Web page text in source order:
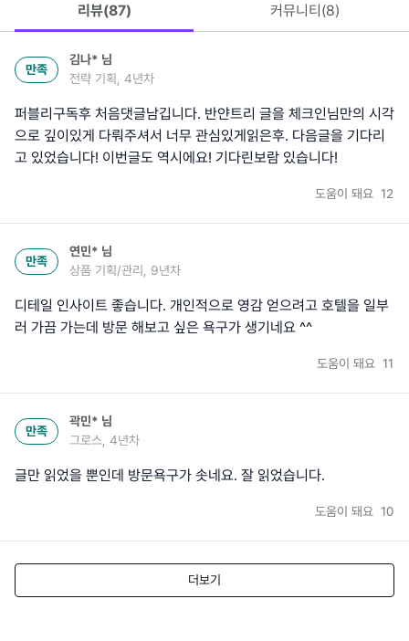
리뷰(87) 커뮤니티(8)
만족
김나* 님
전략 기획, 4년차
퍼블리구독후 처음댓글남깁니다. 반얀트리 글을 체크인님만의 시각
으로 깊이있게 다뤄주셔서 너무 관심있게읽은후. 다음글을 기다리
고 있었습니다! 이번글도 역시에요! 기다린보람 있습니다!
도움이 돼요 12
만족
연민* 님
상품 기획/관리, 9년차
디테일 인사이트 좋습니다. 개인적으로 영감 얻으려고 호텔을 일부
러 가끔 가는데 방문 해보고 싶은 욕구가 생기네요 ^^
도움이 돼요 11
만족
곽민* 님
그로스, 4년차
글만 읽었을 뿐인데 방문욕구가 솟네요. 잘 읽었습니다.
도움이 돼요 10
더보기